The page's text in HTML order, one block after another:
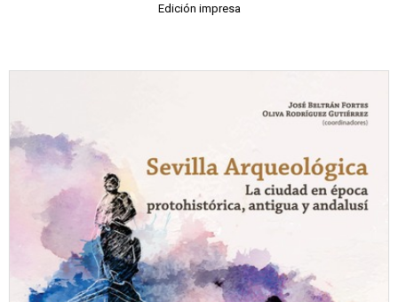
Edición impresa